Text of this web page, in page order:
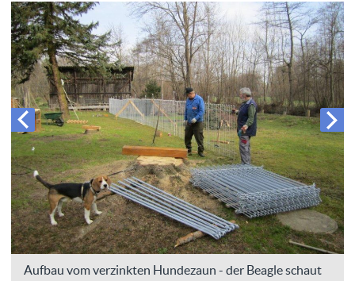
Aufbau vom verzinkten Hundezaun - der Beagle schaut